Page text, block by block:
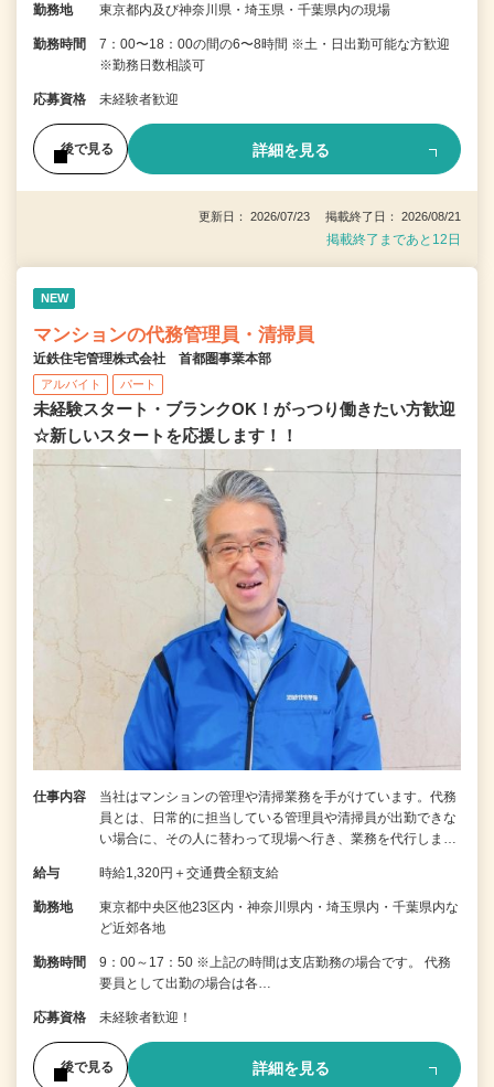
勤務地 東京都内及び神奈川県・埼玉県・千葉県内の現場
勤務時間
7：00〜18：00の間の6〜8時間 ※土・日出勤可能な方歓迎
※勤務日数相談可
応募資格 未経験者歓迎
後で見る 詳細を見る
更新日： 2026/07/23 掲載終了日： 2026/08/21
掲載終了まであと12日
NEW
マンションの代務管理員・清掃員
近鉄住宅管理株式会社 首都圏事業本部
アルバイト パート
未経験スタート・ブランクOK！がっつり働きたい方歓迎
☆新しいスタートを応援します！！
仕事内容
当社はマンションの管理や清掃業務を手がけています。代務
員とは、日常的に担当している管理員や清掃員が出勤できな
い場合に、その人に替わって現場へ行き、業務を代行しま…
給与 時給1,320円＋交通費全額支給
勤務地
東京都中央区他23区内・神奈川県内・埼玉県内・千葉県内な
ど近郊各地
勤務時間
9：00～17：50 ※上記の時間は支店勤務の場合です。 代務
要員として出勤の場合は各…
応募資格 未経験者歓迎！
後で見る 詳細を見る